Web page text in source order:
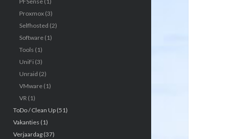
Proxmox(3)
Selfhosted (2)
Software(1)
Tools (1)
UniFi (3)
Unraid (2)
VMware(1)
VR(1)
ToDo / Clean Up(51)
Vakanties (1)
Verjaardag(37)